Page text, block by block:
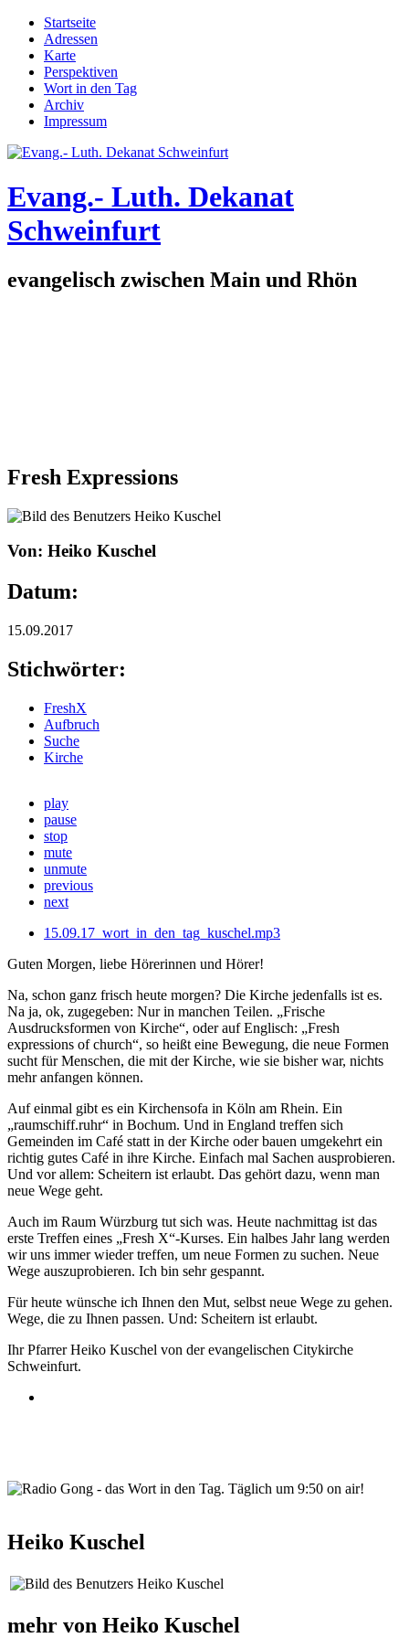
Direkt zum Inhalt
Hauptmenü
Startseite
Adressen
Karte
Perspektiven
Wort in den Tag
Archiv
Impressum
Evang.- Luth. Dekanat
Schweinfurt
evangelisch zwischen Main und Rhön
Fresh Expressions
Von: Heiko Kuschel
Datum:
15.09.2017
Stichwörter:
FreshX
Aufbruch
Suche
Kirche
play
pause
stop
mute
unmute
previous
next
15.09.17_wort_in_den_tag_kuschel.mp3
Guten Morgen, liebe Hörerinnen und Hörer!
Na, schon ganz frisch heute morgen? Die Kirche jedenfalls ist es.
Na ja, ok, zugegeben: Nur in manchen Teilen. „Frische
Ausdrucksformen von Kirche“, oder auf Englisch: „Fresh
expressions of church“, so heißt eine Bewegung, die neue Formen
sucht für Menschen, die mit der Kirche, wie sie bisher war, nichts
mehr anfangen können.
Auf einmal gibt es ein Kirchensofa in Köln am Rhein. Ein
„raumschiff.ruhr“ in Bochum. Und in England treffen sich
Gemeinden im Café statt in der Kirche oder bauen umgekehrt ein
richtig gutes Café in ihre Kirche. Einfach mal Sachen ausprobieren.
Und vor allem: Scheitern ist erlaubt. Das gehört dazu, wenn man
neue Wege geht.
Auch im Raum Würzburg tut sich was. Heute nachmittag ist das
erste Treffen eines „Fresh X“-Kurses. Ein halbes Jahr lang werden
wir uns immer wieder treffen, um neue Formen zu suchen. Neue
Wege auszuprobieren. Ich bin sehr gespannt.
Für heute wünsche ich Ihnen den Mut, selbst neue Wege zu gehen.
Wege, die zu Ihnen passen. Und: Scheitern ist erlaubt.
Ihr Pfarrer Heiko Kuschel von der evangelischen Citykirche
Schweinfurt.
Heiko Kuschel
mehr von Heiko Kuschel